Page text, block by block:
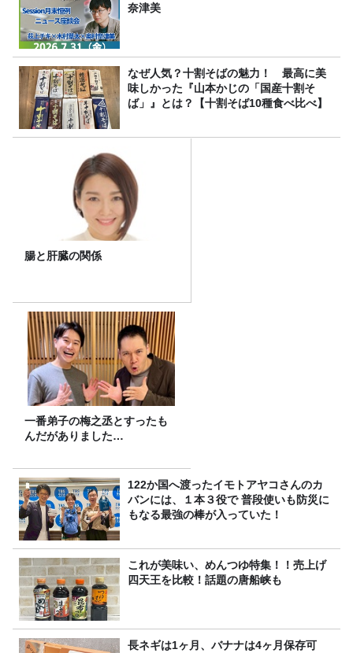
奈津美
なぜ人気？十割そばの魅力！ 最高に美
味しかった『山本かじの「国産十割そ
ば」』とは？【十割そば10種食べ比べ】
腸と肝臓の関係
一番弟子の梅之丞とすったも
んだがありました…
122か国へ渡ったイモトアヤコさんのカ
バンには、１本３役で 普段使いも防災に
もなる最強の棒が入っていた！
これが美味い、めんつゆ特集！！売上げ
四天王を比較！話題の唐船峡も
長ネギは1ヶ月、バナナは4ヶ月保存可